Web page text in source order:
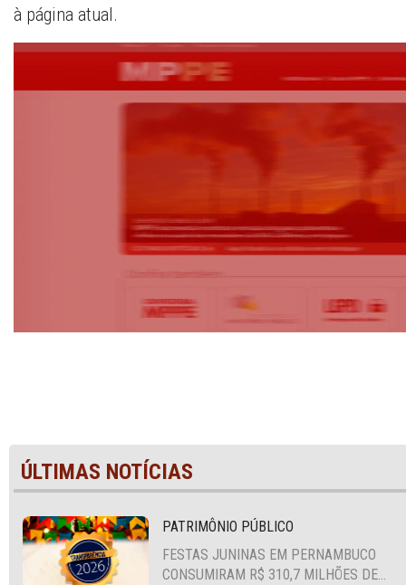
à página atual.
ÚLTIMAS NOTÍCIAS
PATRIMÔNIO PÚBLICO
FESTAS JUNINAS EM PERNAMBUCO
CONSUMIRAM R$ 310,7 MILHÕES DE